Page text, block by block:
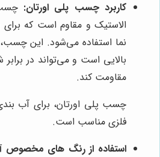
کاربرد چسب پلی اورتان:
الاستیک و مقاوم است که
نما استفاده می‌شود. این
بالایی است و می‌تواند در
مقاومت کند.
چسب پلی اورتان، برای آب
فلزی مناسب است.
استفاده از رنگ های مخصوص